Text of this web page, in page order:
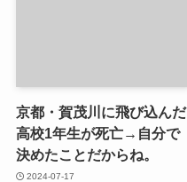
京都・賀茂川に飛び込んだ
高校1年生が死亡→自分で
決めたことだからね。
2024-07-17